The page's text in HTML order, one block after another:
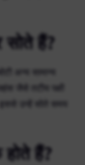
हैं?
जैसे तटीय पक्षी
हैं?